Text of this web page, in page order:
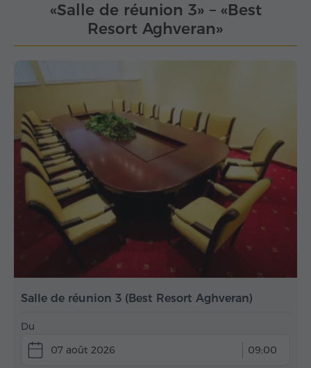
«Salle de réunion 3» – «Best
Resort Aghveran»
Salle de réunion 3 (Best Resort Aghveran)
Du
07 août 2026
09:00